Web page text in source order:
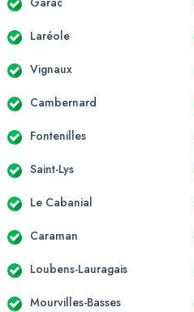
Laréole
Vignaux
Cambernard
Fontenilles
Saint-Lys
Le Cabanial
Caraman
Loubens-Lauragais
Mourvilles-Basses